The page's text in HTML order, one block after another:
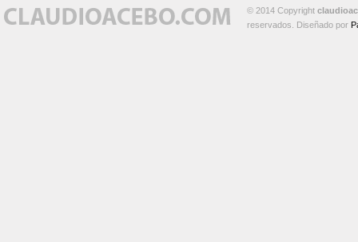
© 2014 Copyright
reservados. Diseñado por